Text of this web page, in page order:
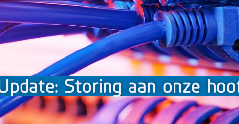
Storing aan onze